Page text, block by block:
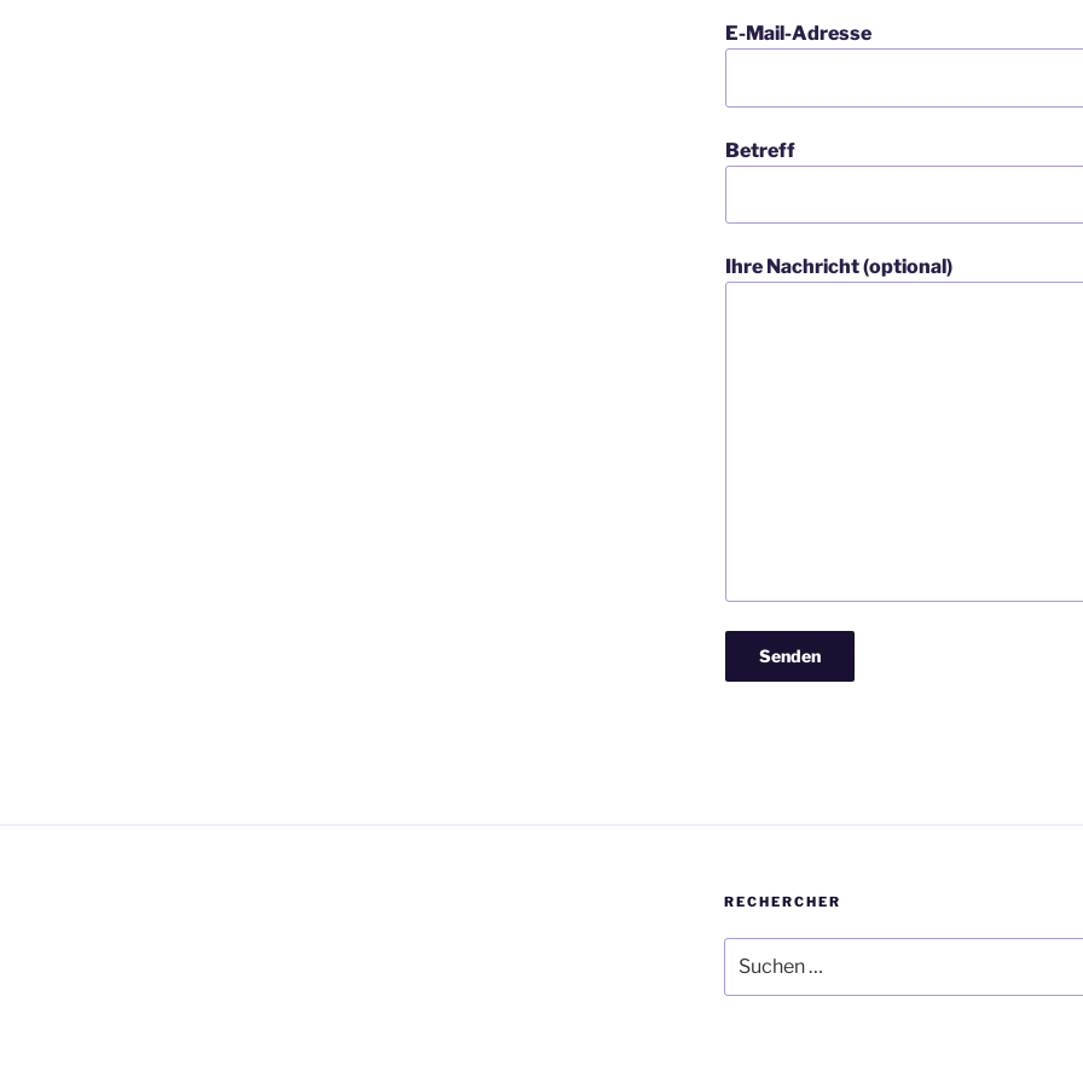
E-Mail-Adresse
Betreff
Ihre Nachricht (optional)
RECHERCHER
nach: